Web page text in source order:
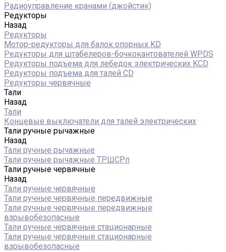
Радиоуправление кранами (джойстик)
Редукторы
Назад
Редукторы
Мотор-редукторы для балок опорных KD
Редукторы для штабелеров-бочкокантователей WPDS
Редукторы подъема для лебедок электрических KCD
Редукторы подъема для талей CD
Редукторы червячные
Тали
Назад
Тали
Концевые выключатели для талей электрических
Тали ручные рычажные
Назад
Тали ручные рычажные
Тали ручные рычажные ТРШСРп
Тали ручные червячные
Назад
Тали ручные червячные
Тали ручные червячные передвижные
Тали ручные червячные передвижные
взрывобезопасные
Тали ручные червячные стационарные
Тали ручные червячные стационарные
взрывобезопасные